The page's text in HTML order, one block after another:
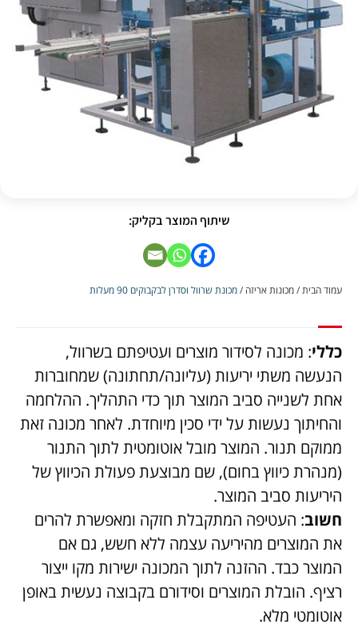
עמוד הבית/מכונות אריזה / מכונת שרוול וסדרן לבקבוקים 90 מעלות
כללי: מכונה לסידור מוצרים ועטיפתם בשרוול,
הנעשה משתי יריעות (עליונה/תחתונה) שמחוברות
אחת לשנייה סביב המוצר תוך כדי התהליך. ההלחמה
והחיתוך נעשות על ידי סכין מיוחדת. לאחר מכונה זאת
ממוקם תנור. המוצר מובל אוטומטית לתוך התנור
(מנהרת כיווץ בחום), שם מבוצעת פעולת הכיווץ של
היריעות סביב המוצר.
חשוב: העטיפה המתקבלת חזקה ומאפשרת להרים
את המוצרים מהיריעה עצמה ללא חשש, גם אם
המוצר כבד. ההזנה לתוך המכונה ישירות מקו ייצור
רציף. הובלת המוצרים וסידורם בקבוצה נעשית באופן
אוטומטי מלא.
שיתוף המוצר בקליק: